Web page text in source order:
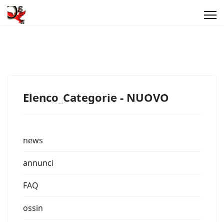
Elenco_Categorie - NUOVO
news
annunci
FAQ
ossin